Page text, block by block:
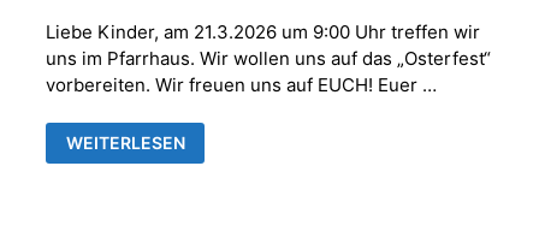
Liebe Kinder, am 21.3.2026 um 9:00 Uhr treffen wir
uns im Pfarrhaus. Wir wollen uns auf das „Osterfest“
vorbereiten. Wir freuen uns auf EUCH! Euer …
KOMM
INS
WEITERLESEN